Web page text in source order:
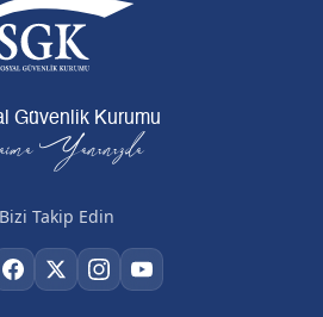
Güvenlik Kurumu
Yanınızda
Bizi Takip Edin